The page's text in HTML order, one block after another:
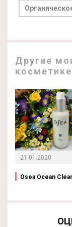
Другие
21.01.2020
Osea Ocean